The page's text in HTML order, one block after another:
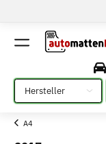
Bitte auswählen
A4